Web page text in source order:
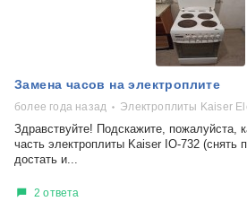
Замена часов на электроплите
более года назад Электроплиты Kaiser
Здравствуйте! Подскажите, пожалуйста,
часть электроплиты Kaiser IO-732
достать и...
2 ответа